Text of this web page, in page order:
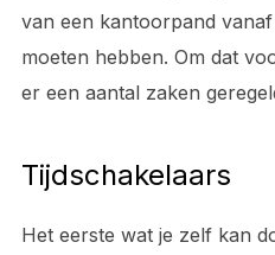
van een kantoorpand
moeten hebben. Om dat
er een aantal zaken
Tijdschakelaars
Het eerste wat je zelf kan